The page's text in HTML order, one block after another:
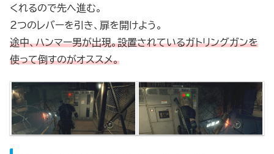
くれるので先へ進む。
2つのレバーを引き、扉を開けよう。
途中、ハンマー男が出現。設置されているガトリングガンを
使って倒すのがオススメ。